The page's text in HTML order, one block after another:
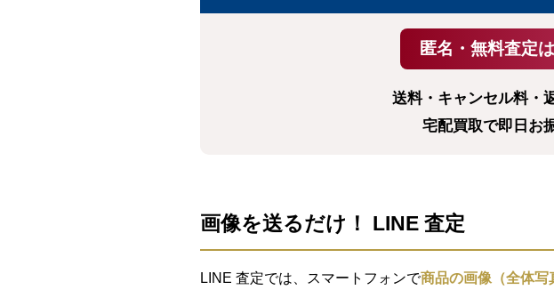
送料・キャンセル料・
宅配買取で即日お
画像を送るだけ！ LINE 査定
LINE 査定では、スマートフォンで商品の画像（全体